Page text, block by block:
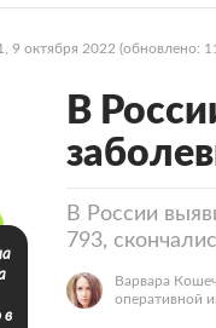
9 октября 2022 (обновлено:
В
В России
793,
Варвара
оперативной
в